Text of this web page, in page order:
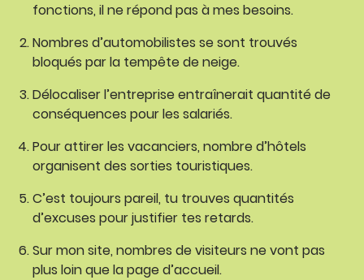
fonctions, il ne répond pas à mes besoins.
Nombres d’automobilistes se sont trouvés
bloqués par la tempête de neige.
Délocaliser l’entreprise entraînerait quantité de
conséquences pour les salariés.
Pour attirer les vacanciers, nombre d’hôtels
organisent des sorties touristiques.
C’est toujours pareil, tu trouves quantités
d’excuses pour justifier tes retards.
Sur mon site, nombres de visiteurs ne vont pas
plus loin que la page d’accueil.